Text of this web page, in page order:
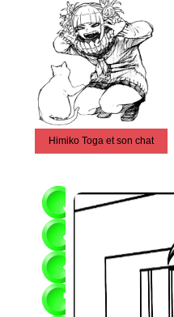
Himiko Toga et son chat